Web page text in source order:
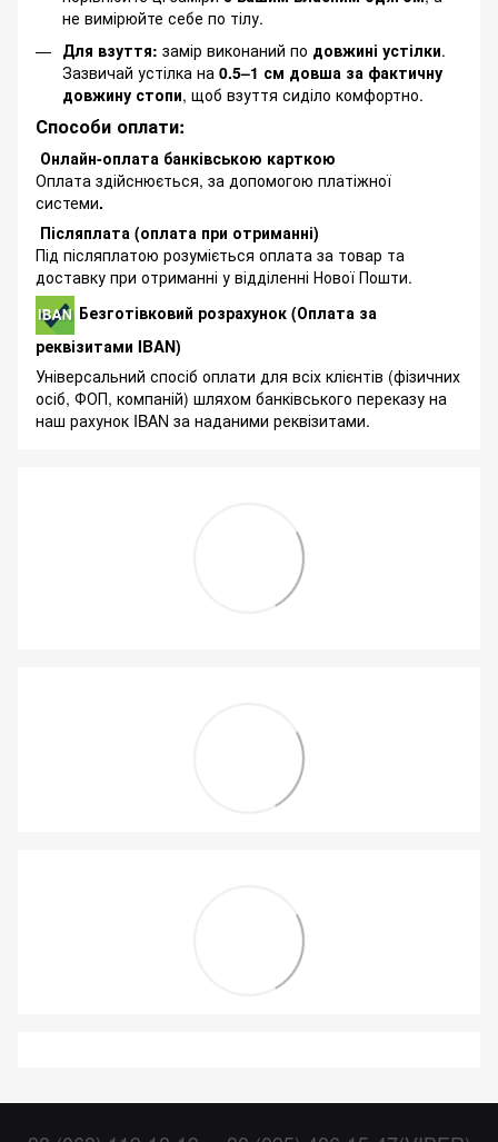
не вимірюйте себе по тілу.
Для взуття: замір виконаний по довжині устілки.
Зазвичай устілка на 0.5–1 см довша за фактичну
довжину стопи, щоб взуття сиділо комфортно.
Способи оплати:
Онлайн-оплата банківською карткою
Оплата здійснюється, за допомогою платіжної
системи.
Післяплата (оплата при отриманні)
Під післяплатою розуміється оплата за товар та
доставку при отриманні у відділенні Нової Пошти.
Безготівковий розрахунок (Оплата за
реквізитами IBAN)
Універсальний спосіб оплати для всіх клієнтів (фізичних
осіб, ФОП, компаній) шляхом банківського переказу на
наш рахунок IBAN за наданими реквізитами.